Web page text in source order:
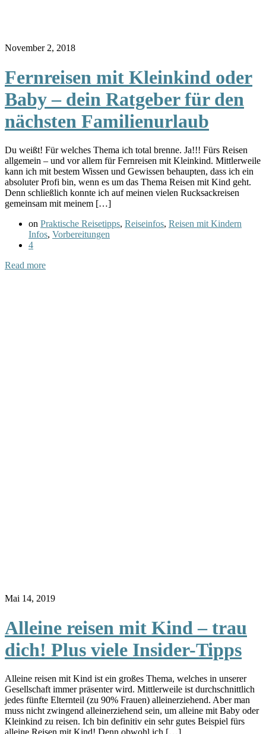
November 2, 2018
Fernreisen mit Kleinkind oder
Baby – dein Ratgeber für den
nächsten Familienurlaub
Du weißt! Für welches Thema ich total brenne. Ja!!! Fürs Reisen
allgemein – und vor allem für Fernreisen mit Kleinkind. Mittlerweile
kann ich mit bestem Wissen und Gewissen behaupten, dass ich ein
absoluter Profi bin, wenn es um das Thema Reisen mit Kind geht.
Denn schließlich konnte ich auf meinen vielen Rucksackreisen
gemeinsam mit meinem […]
on Praktische Reisetipps, Reiseinfos, Reisen mit Kindern
Infos, Vorbereitungen
4
Read more
Mai 14, 2019
Alleine reisen mit Kind – trau
dich! Plus viele Insider-Tipps
Alleine reisen mit Kind ist ein großes Thema, welches in unserer
Gesellschaft immer präsenter wird. Mittlerweile ist durchschnittlich
jedes fünfte Elternteil (zu 90% Frauen) alleinerziehend. Aber man
muss nicht zwingend alleinerziehend sein, um alleine mit Baby oder
Kleinkind zu reisen. Ich bin definitiv ein sehr gutes Beispiel fürs